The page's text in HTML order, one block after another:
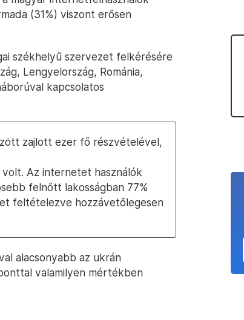
(31%) viszont erősen
székhelyű szervezet felkérésére
Lengyelország, Románia,
kapcsolatos
zajlott ezer fő részvételével,
Az internetet használók
felnőtt lakosságban 77%
feltételezve hozzávetőlegesen
alacsonyabb az ukrán
valamilyen mértékben